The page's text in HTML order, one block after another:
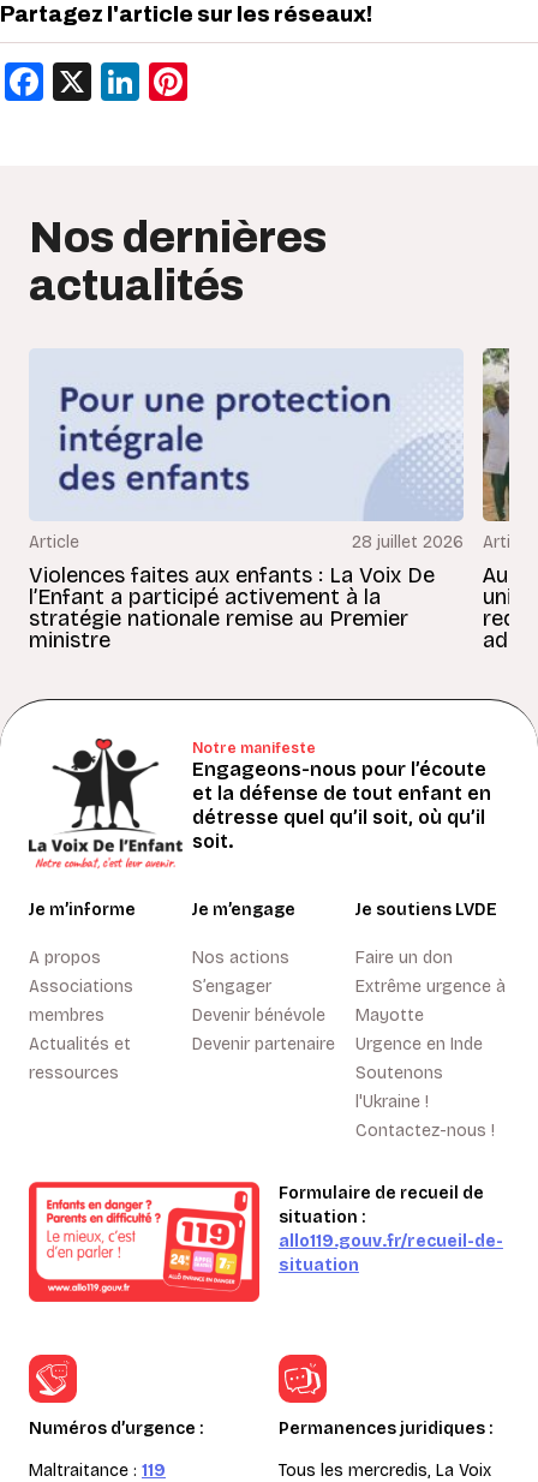
Partagez l'article sur les réseaux!
Facebook
X LinkedIn
Nos dernières
actualités
Article 28 juillet 2026
Violences faites aux enfants : La Voix De
l’Enfant a participé activement à la
stratégie nationale remise au Premier
ministre
Article
Au
Notre manifeste
Engageons-nous pour l’écoute
et la défense de tout enfant en
détresse quel qu’il soit, où qu’il
soit.
Je m’informe
A propos
Associations
membres
Actualités et
ressources
Je m’engage
Nos actions
S’engager
Devenir bénévole
Devenir partenaire
Je soutiens LVDE
Faire un don
Extrême urgence à
Mayotte
Urgence en Inde
Soutenons
l'Ukraine !
Contactez-nous !
Formulaire de recueil de
situation :
allo119.gouv.fr/recueil-de-
situation
Numéros d’urgence :
Maltraitance : 119
Permanences juridiques :
Tous les mercredis, La Voix